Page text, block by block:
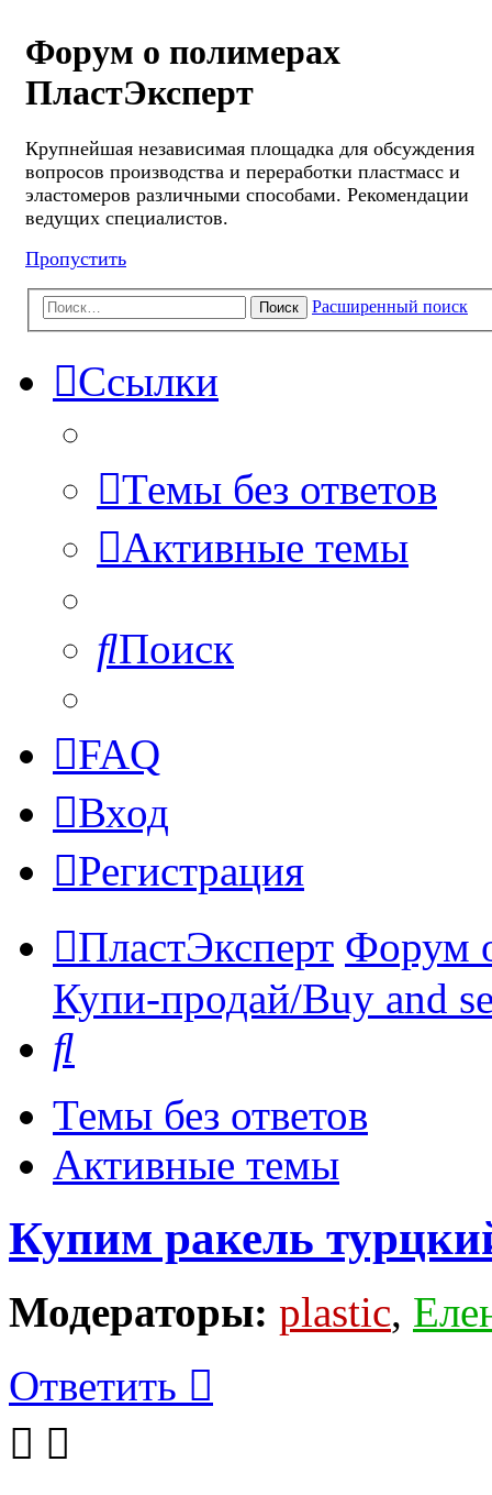
Форум о полимерах
ПластЭксперт
Крупнейшая независимая площадка для обсуждения
вопросов производства и переработки пластмасс и
эластомеров различными способами. Рекомендации
ведущих специалистов.
Пропустить
Поиск Расширенный поиск
Ссылки
Темы без ответов
Активные темы
Поиск
FAQ
Вход
Регистрация
ПластЭксперт Форум
Купи-продай/Buy and
Темы без ответов
Активные темы
Купим ракель
Модераторы: plastic,
Ответить